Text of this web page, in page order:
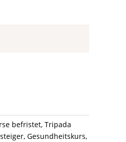
befristet, Tripada
, Gesundheitskurs,